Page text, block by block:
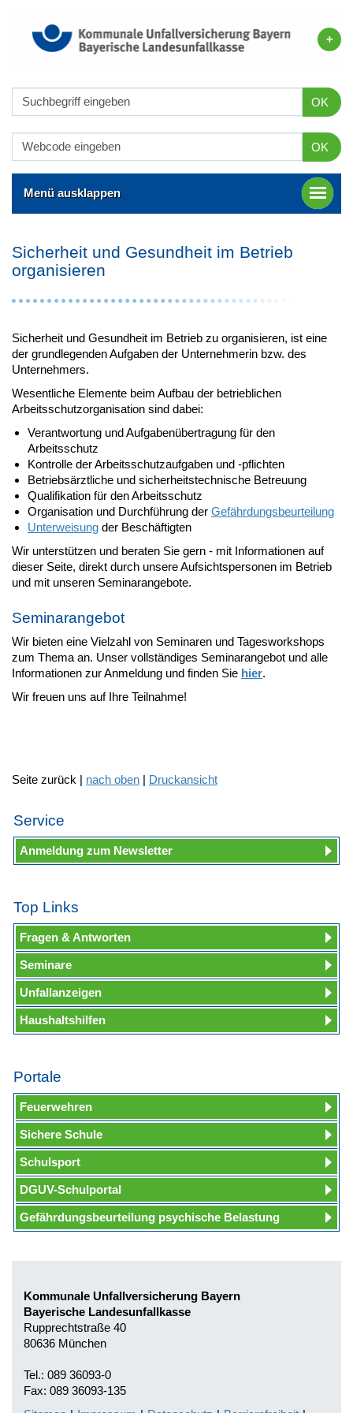
OK
OK
Menü ausklappen
Sicherheit und Gesundheit im Betrieb
organisieren
Sicherheit und Gesundheit im Betrieb zu organisieren, ist eine
der grundlegenden Aufgaben der Unternehmerin bzw. des
Unternehmers.
Wesentliche Elemente beim Aufbau der betrieblichen
Arbeitsschutzorganisation sind dabei:
Verantwortung und Aufgabenübertragung für den
Arbeitsschutz
Kontrolle der Arbeitsschutzaufgaben und -pflichten
Betriebsärztliche und sicherheitstechnische Betreuung
Qualifikation für den Arbeitsschutz
Organisation und Durchführung der Gefährdungsbeurteilung
Unterweisung der Beschäftigten
Wir unterstützen und beraten Sie gern - mit Informationen auf
dieser Seite, direkt durch unsere Aufsichtspersonen im Betrieb
und mit unseren Seminarangebote.
Seminarangebot
Wir bieten eine Vielzahl von Seminaren und Tagesworkshops
zum Thema an. Unser vollständiges Seminarangebot und alle
Informationen zur Anmeldung und finden Sie hier.
Wir freuen uns auf Ihre Teilnahme!
Seite zurück | nach oben | Druckansicht
Service
Anmeldung zum Newsletter
Top Links
Fragen & Antworten
Seminare
Unfallanzeigen
Haushaltshilfen
Portale
Feuerwehren
Sichere Schule
Schulsport
DGUV-Schulportal
Gefährdungsbeurteilung psychische Belastung
Kommunale Unfallversicherung Bayern
Bayerische Landesunfallkasse
Rupprechtstraße 40
80636 München
Tel.: 089 36093-0
Fax: 089 36093-135